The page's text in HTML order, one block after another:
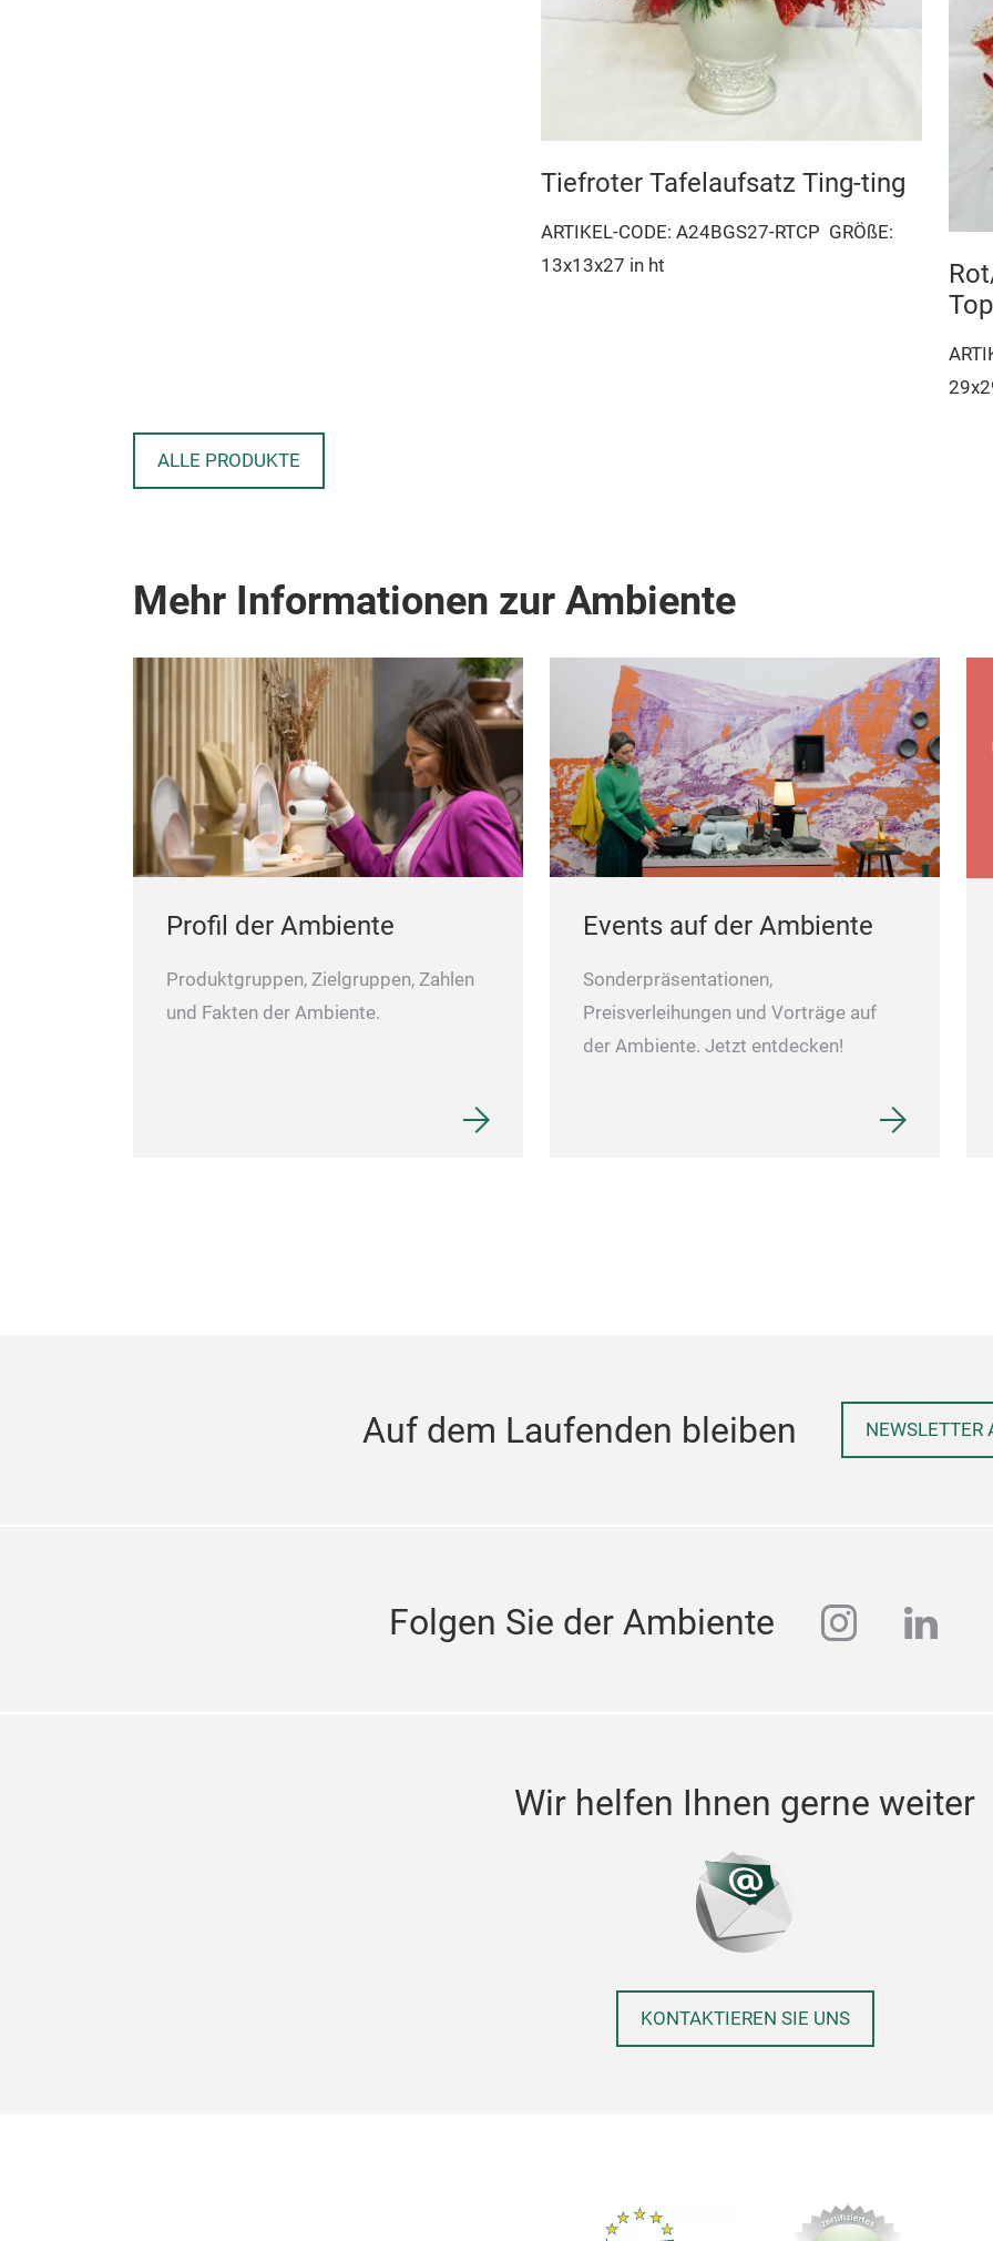
Tiefroter Tafelaufsatz Ting-ting
ARTIKEL-CODE: A24BGS27-RTCP GRÖßE:
13x13x27 in ht
ALLE PRODUKTE
Mehr Informationen zur Ambiente
Profil der Ambiente
Produktgruppen, Zielgruppen, Zahlen
und Fakten der Ambiente.
Events auf der Ambiente
Sonderpräsentationen,
Preisverleihungen und Vorträge auf
der Ambiente. Jetzt entdecken!
Auf dem Laufenden bleiben NEWSLETTER
Folgen Sie der Ambiente
Wir helfen Ihnen gerne weiter
KONTAKTIEREN SIE UNS